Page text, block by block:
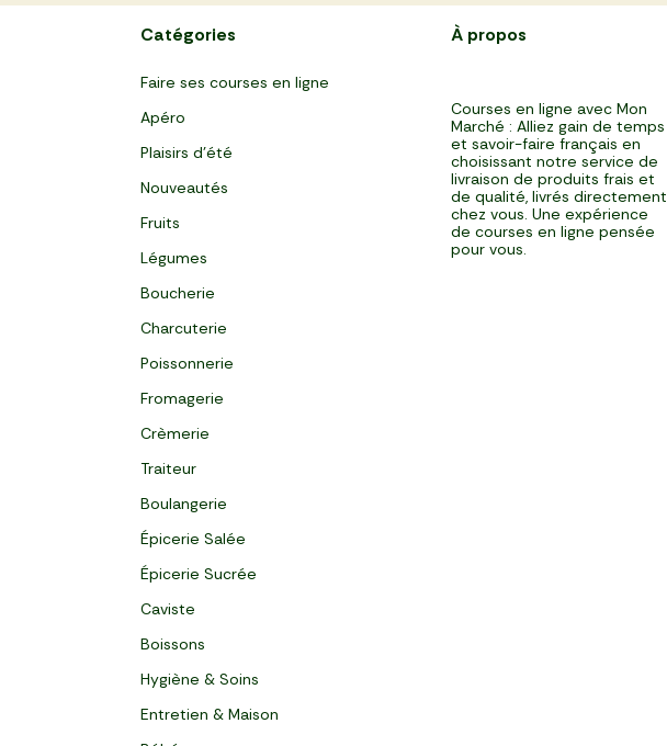
Catégories
Faire ses courses en ligne
Apéro
Plaisirs d'été
Nouveautés
Fruits
Légumes
Boucherie
Charcuterie
Poissonnerie
Fromagerie
Crèmerie
Traiteur
Boulangerie
Épicerie Salée
Épicerie Sucrée
Caviste
Boissons
Hygiène & Soins
Entretien & Maison
À propos
Courses en ligne avec Mon
Marché : Alliez gain de temps
et savoir-faire français en
choisissant notre service de
livraison de produits frais et
de qualité, livrés directement
chez vous. Une expérience
de courses en ligne pensée
pour vous.